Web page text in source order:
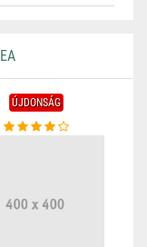
ÚJDONSÁG